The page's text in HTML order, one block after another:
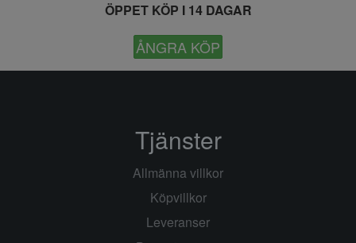
ÖPPET KÖP I 14 DAGAR
ÅNGRA KÖP
Tjänster
Allmänna villkor
Köpvillkor
Leveranser